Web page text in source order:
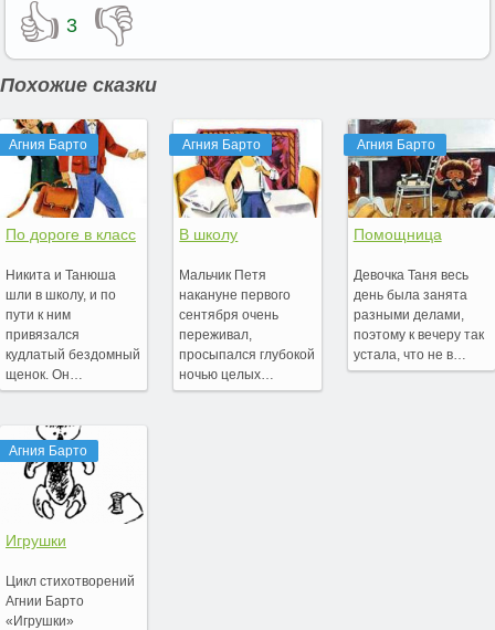
👍 3 👎
Похожие сказки
Агния Барто
По дороге в класс
Никита и Танюша
шли в школу, и по
пути к ним
привязался
кудлатый бездомный
щенок. Он…
Агния Барто
Игрушки
Цикл стихотворений
Агнии Барто
«Игрушки»
Агния Барто
В школу
Мальчик Петя
накануне первого
сентября очень
переживал,
просыпался глубокой
ночью целых…
Агния Барто
Помощница
Девочка Таня весь
день была занята
разными делами,
поэтому к вечеру так
устала, что не в…